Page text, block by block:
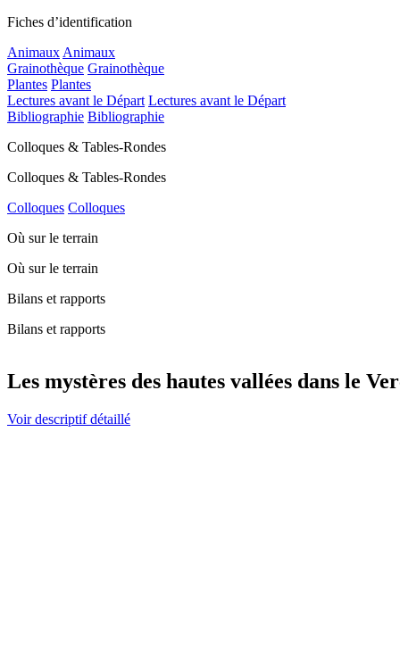
Fiches d’identification
Animaux Animaux
Grainothèque Grainothèque
Plantes Plantes
Lectures avant le Départ Lectures avant le Départ
Bibliographie Bibliographie
Colloques & Tables-Rondes
Colloques & Tables-Rondes
Colloques Colloques
Où sur le terrain
Où sur le terrain
Bilans et rapports
Bilans et rapports
Les mystères des hautes vallées dans le
Voir descriptif détaillé